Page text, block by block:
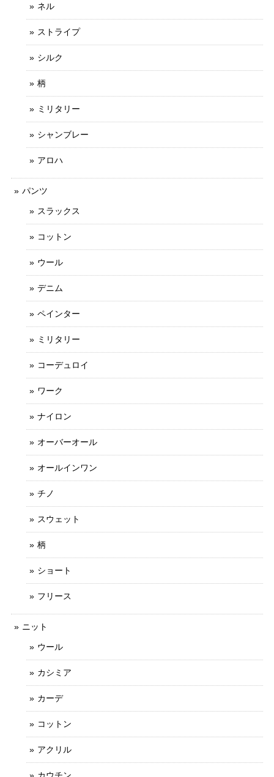
ネル
ストライプ
シルク
柄
ミリタリー
シャンブレー
アロハ
パンツ
スラックス
コットン
ウール
デニム
ペインター
ミリタリー
コーデュロイ
ワーク
ナイロン
オーバーオール
オールインワン
チノ
スウェット
柄
ショート
フリース
ニット
ウール
カシミア
カーデ
コットン
アクリル
カウチン